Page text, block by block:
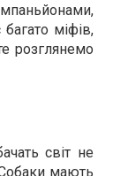
міфів,
розглянемо
світ не
мають